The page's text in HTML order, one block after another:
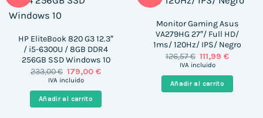
HP EliteBook 820 G3 12.3″
/ i5-6300U / 8GB DDR4
256GB SSD Windows 10
233,00€ El
precio
era:
233,00 €.
179,00€El
es:
179,00 €.
IVA incluido
Añadir al carrito
Monitor Gaming Asus
VA279HG 27″/ Full HD/
1ms/ 120Hz/ IPS/ Negro
126,57€ El
precio
era:
126,57 €.
111,99€El
es:
111,99 €.
IVA incluido
Añadir al carrito